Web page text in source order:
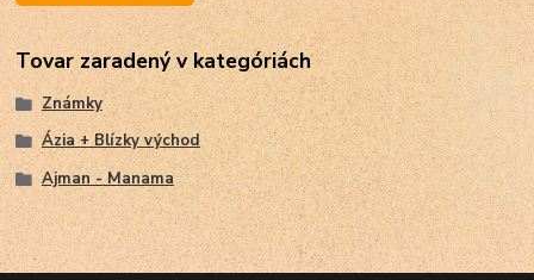
Tovar zaradený v kategóriách
Známky
Ázia + Blízky východ
Ajman - Manama